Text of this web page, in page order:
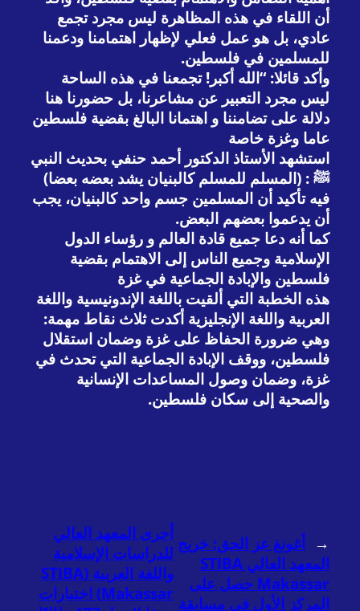
أن اللقاء في هذه المظاهرة ليس مجرد تجمع
عادي، بل هو عمل فعلي لإظهار اهتمامنا ودعمنا
للمسلمين في فلسطين.
وأكد قائلا: “الله أكبر! تجمعنا في هذه الساحة
ليس مجرد التعبير عن مشاعرنا، بل حضورنا هنا
دلالة على تضامننا و اهتمانا البالغ بقضية فلسطين
عاما وغزة خاصة
استشهد الأستاذ الدكتور أحمد حنفي بحديث النبي
ﷺ : (المسلم للمسلم كالبنيان يشد بعضه بعضا)
فيه تأكيد أن المسلمين جسم واحد كالبنيان، يجب
أن يدعموا بعضهم البعض.
كما أنه دعا جميع قادة العالم و رؤساء الدول
الإسلامية وجميع الناس إلى الاهتمام بقضية
فلسطين والإبادة الجماعية في غزة
هذه الخطبة التي ألقيت باللغة الإندونيسية واللغة
العربية واللغة الإنجليزية أكدت ثلاث نقاط مهمة:
وهي ضرورة الحفاظ على غزة وضمان استقلال
فلسطين، ووقف الإبادة الجماعية التي تحدث في
غزة، وضمان وصول المساعدات الإنسانية
والصحية إلى سكان فلسطين.
← أغونغ عز الحق: خريج
المعهد العالي STIBA
Makassar حصل على
المركز الأول في مسابقة
أجرى المعهد العالي
للدراسات الإسلامية
واللغة العربية (STIBA
Makassar) اختبارات